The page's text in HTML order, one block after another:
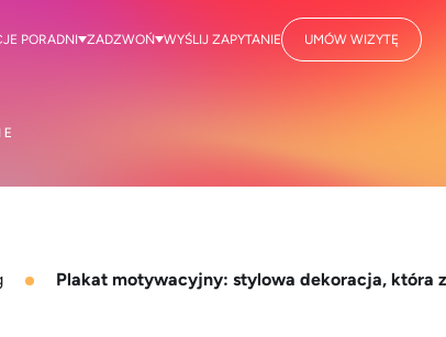
Plakat motywacyjny: stylowa dekoracja, która
PORADNI ZADZWOŃ WYŚLIJ ZAPYTANIE UMÓW WIZYTĘ